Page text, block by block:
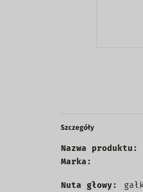
Szczegóły
Nazwa produktu:
Marka:
Nuta głowy: